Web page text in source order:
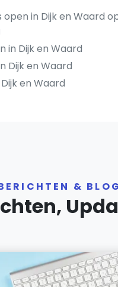
open in Dijk en Waard
in Dijk en Waard
Dijk en Waard
en Waard
&